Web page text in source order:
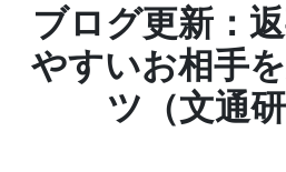
ブログ更新：
やすいお相手
ツ（文通研